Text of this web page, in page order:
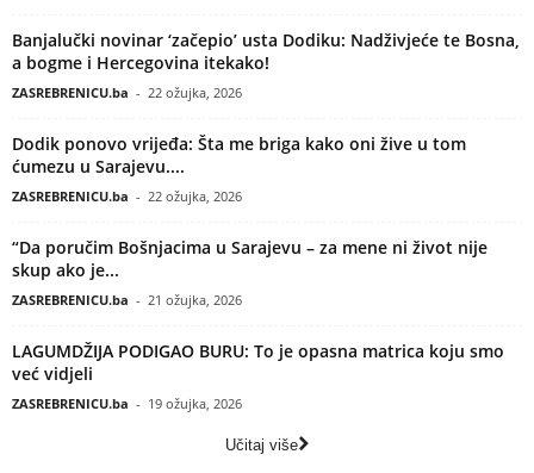
Banjalučki novinar ‘začepio’ usta Dodiku: Nadživjeće te Bosna,
a bogme i Hercegovina itekako!
ZASREBRENICU.ba - 22 ožujka, 2026
Dodik ponovo vrijeđa: Šta me briga kako oni žive u tom
ćumezu u Sarajevu....
ZASREBRENICU.ba - 22 ožujka, 2026
“Da poručim Bošnjacima u Sarajevu – za mene ni život nije
skup ako je...
ZASREBRENICU.ba - 21 ožujka, 2026
LAGUMDŽIJA PODIGAO BURU: To je opasna matrica koju smo
već vidjeli
ZASREBRENICU.ba - 19 ožujka, 2026
Učitaj više